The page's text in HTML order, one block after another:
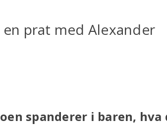
prat med Alexander
spanderer i baren,